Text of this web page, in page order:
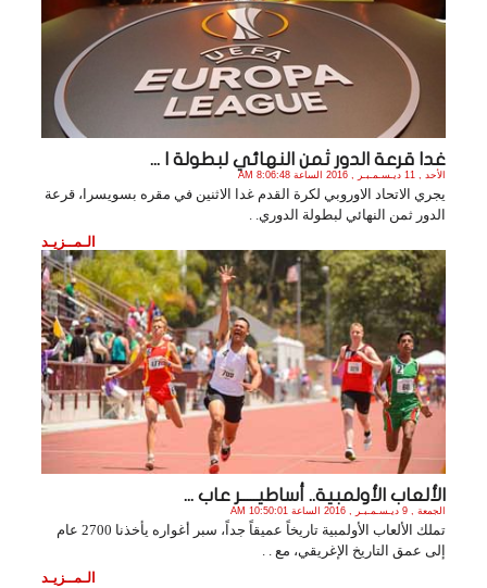
غدا قرعة الدور ثمن النهائي لبطولة ا ...
الأحد , 11 ديـسـمـبـر , 2016 الساعة 8:06:48 AM
يجري الاتحاد الاوروبي لكرة القدم غدا الاثنين في مقره بسويسرا، قرعة
الدور ثمن النهائي لبطولة الدوري. .
الـمــزيـد
الألعاب الأولمبية.. أساطيـــــر عاب ...
الجمعة , 9 ديـسـمـبـر , 2016 الساعة 10:50:01 AM
تملك الألعاب الأولمبية تاريخاً عميقاً جداً، سبر أغواره يأخذنا 2700 عام
إلى عمق التاريخ الإغريقي، مع . .
الـمــزيـد